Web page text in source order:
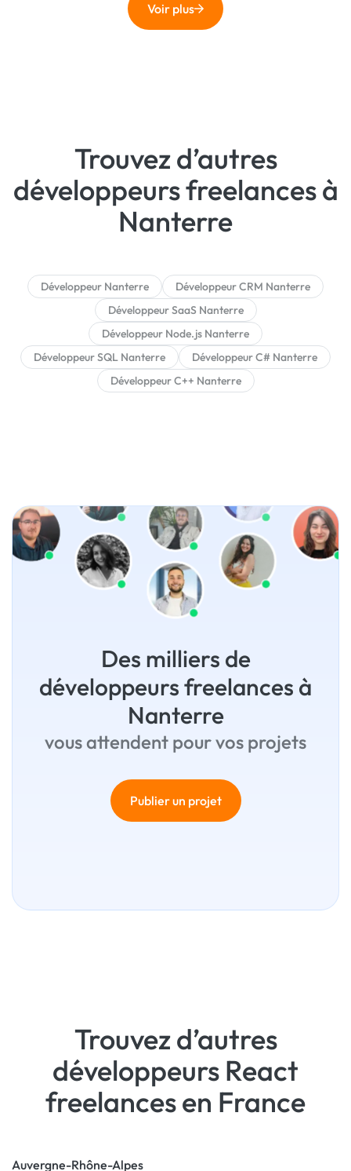
Voir plus
Trouvez d’autres
développeurs freelances à
Nanterre
Développeur Nanterre
Développeur CRM Nanterre
Développeur SaaS Nanterre
Développeur Node.js Nanterre
Développeur SQL Nanterre
Développeur C# Nanterre
Développeur C++ Nanterre
Des milliers de
développeurs freelances à
Nanterre
vous attendent pour vos projets
Publier un projet
Trouvez d’autres
développeurs React
freelances en France
Auvergne-Rhône-Alpes